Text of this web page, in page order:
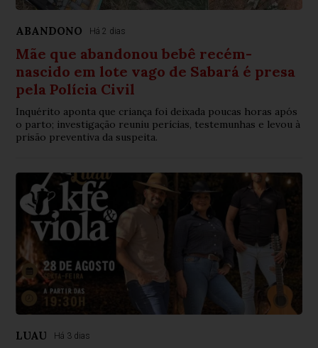
ABANDONO Há 2 dias
Mãe que abandonou bebê recém-
nascido em lote vago de Sabará é presa
pela Polícia Civil
Inquérito aponta que criança foi deixada poucas horas após
o parto; investigação reuniu perícias, testemunhas e levou à
prisão preventiva da suspeita.
LUAU Há 3 dias